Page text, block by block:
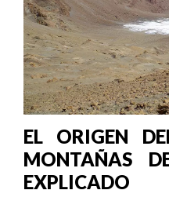
EL ORIGEN
MONTAÑAS
EXPLICADO